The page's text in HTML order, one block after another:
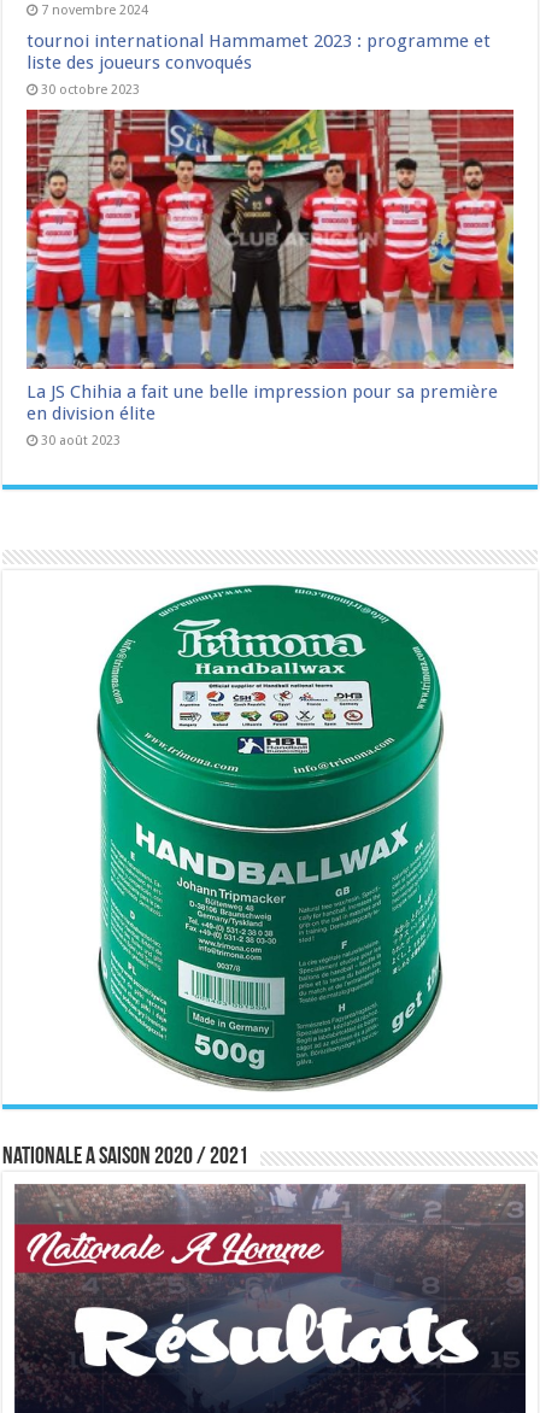
7 novembre 2024
tournoi international Hammamet 2023 : programme et
liste des joueurs convoqués
30 octobre 2023
La JS Chihia a fait une belle impression pour sa première
en division élite
30 août 2023
Nationale A saison 2020 / 2021